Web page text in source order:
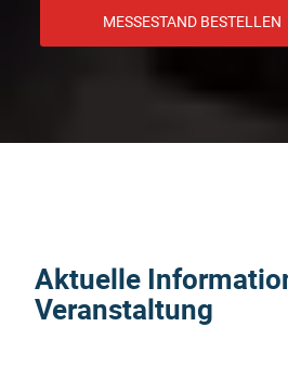
MESSESTAND BESTELLEN
Aktuelle
Veranstaltung